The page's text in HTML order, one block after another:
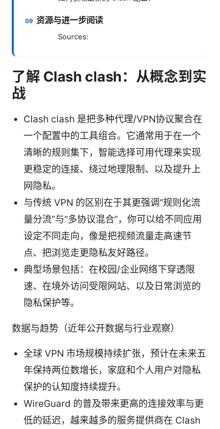
资源与进一步阅读
Sources:
了解 Clash clash：从概念到实
战
Clash clash 是把多种代理/VPN协议聚合在
一个配置中的工具组合。它通常用于在一个
清晰的规则集下，智能选择可用代理来实现
更稳定的连接、绕过地理限制、以及提升上
网隐私。
与传统 VPN 的区别在于其更强调“规则化流
量分流”与“多协议混合”，你可以给不同应用
设定不同走向，像是把视频流量走高速节
点、把浏览走更隐私友好路径。
典型场景包括：在校园/企业网络下穿透限
速、在境外访问受限网站、以及日常浏览的
隐私保护等。
数据与趋势（近年公开数据与行业观察）
全球 VPN 市场规模持续扩张，预计在未来五
年保持两位数增长，家庭和个人用户对隐私
保护的认知度持续提升。
WireGuard 的普及带来更高的连接效率与更
低的延迟，越来越多的服务提供商在 Clash